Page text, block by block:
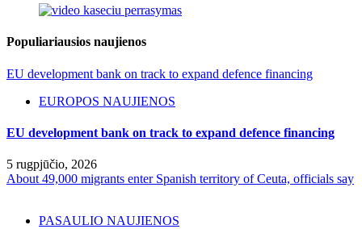
Populiariausios naujienos
EU development bank on track to expand defence financing
EUROPOS NAUJIENOS
EU development bank on track to expand defence financing
5 rugpjūčio, 2026
About 49,000 migrants enter Spanish territory of Ceuta, officials say
PASAULIO NAUJIENOS